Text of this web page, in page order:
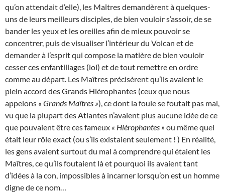
qu’on attendait d’elle), les Maîtres demandèrent à quelques-
uns de leurs meilleurs disciples, de bien vouloir s’assoir, de se
bander les yeux et les oreilles afin de mieux pouvoir se
concentrer, puis de visualiser l’intérieur du Volcan et de
demander à l’esprit qui compose la matière de bien vouloir
cesser ces enfantillages (lol) et de tout remettre en ordre
comme au départ. Les Maîtres précisèrent qu’ils avaient le
plein accord des Grands Hiérophantes (ceux que nous
appelons « Grands Maîtres »), ce dont la foule se foutait pas mal,
vu que la plupart des Atlantes n’avaient plus aucune idée de ce
que pouvaient être ces fameux « Hiérophantes » ou même quel
était leur rôle exact (ou s’ils existaient seulement ! ) En réalité,
les gens avaient surtout du mal à comprendre qui étaient les
Maîtres, ce qu’ils foutaient là et pourquoi ils avaient tant
d’idées à la con, impossibles à incarner lorsqu’on est un homme
digne de ce nom…